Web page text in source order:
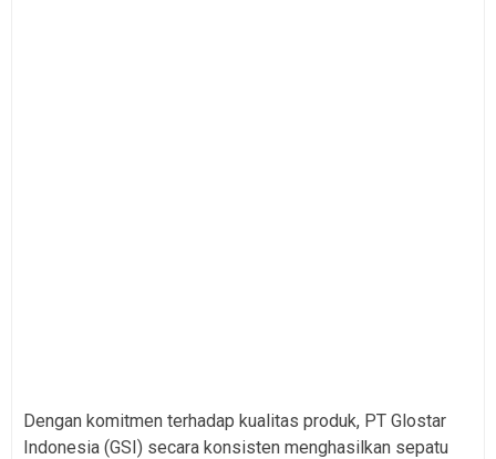
Dengan komitmen terhadap kualitas produk, PT Glostar
Indonesia (GSI) secara konsisten menghasilkan sepatu